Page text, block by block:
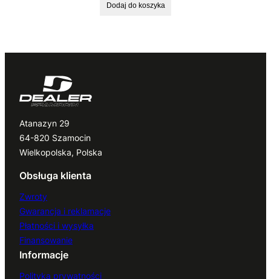
Dodaj do koszyka
Atanazyn 29
64-820 Szamocin
Wielkopolska, Polska
Obsługa klienta
Zwroty
Gwarancja i reklamacje
Płatności i wysyłka
Finansowanie
Informacje
Polityka prywatności